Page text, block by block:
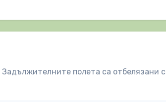
Задължителните полета са отбелязани с